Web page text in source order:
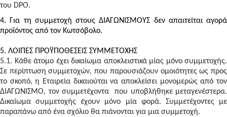
του DPO.
4. Για τη συμμετοχή στους ΔΙΑΓΩΝΙΣΜΟΥΣ δεν απαιτείται αγορά
προϊόντος από τον Κωτσόβολο.
5. ΛΟΙΠΕΣ ΠΡΟΫΠΟΘΕΣΕΙΣ ΣΥΜΜΕΤΟΧΗΣ
5.1. Κάθε άτομο έχει δικαίωμα αποκλειστικά μίας μόνο συμμετοχής.
Σε περίπτωση συμμετοχών, που παρουσιάζουν ομοιότητες ως προς
το σκοπό, η Εταιρεία δικαιούται να αποκλείσει μονομερώς από τον
ΔΙΑΓΩΝΙΣΜΟ, τον συμμετέχοντα που υποβλήθηκε μεταγενέστερα.
Δικαίωμα συμμετοχής έχουν μόνο μία φορά. Συμμετέχοντες με
παραπάνω από ένα σχόλιο θα πιάνονται για μια συμμετοχή.